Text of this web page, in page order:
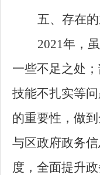
五、存在
2021年，
一些不足之处
技能不扎实等
的重要性，做
与区政府政务
度，全面提升